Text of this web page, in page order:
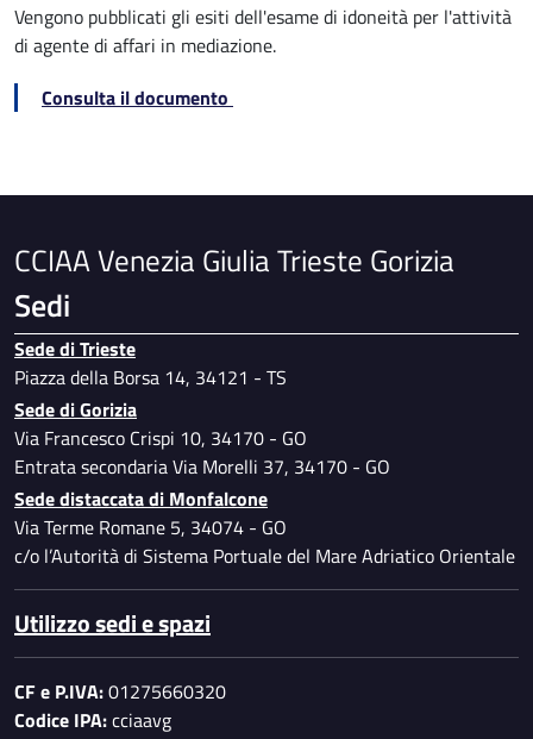
Vengono pubblicati gli esiti dell'esame di idoneità per l'attività
di agente di affari in mediazione.
Consulta il documento
CCIAA Venezia Giulia Trieste Gorizia
Sedi
Sede di Trieste
Piazza della Borsa 14, 34121 - TS
Sede di Gorizia
Via Francesco Crispi 10, 34170 - GO
Entrata secondaria Via Morelli 37, 34170 - GO
Sede distaccata di Monfalcone
Via Terme Romane 5, 34074 - GO
c/o l’Autorità di Sistema Portuale del Mare Adriatico Orientale
Utilizzo sedi e spazi
CF e P.IVA:01275660320
Codice IPA:cciaavg